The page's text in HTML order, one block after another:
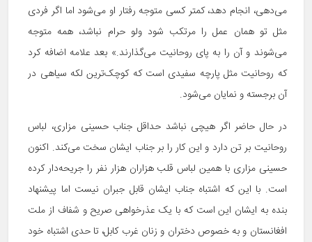
می‌دهی، انجام دهد، کمتر کسی متوجه رفتار او می‌شود اما اگر فردی
مثل تو همان عمل را مرتکب شود ولو حرام نباشد، همه متوجه
می‌شوند و آن را به پای روحانیت می‌گذارند.» بعد علامه اضافه کرد
که روحانیت مثل پارچه سفیدی است که کوچک‌ترین لکه سیاهی در
آن برجسته و نمایان می‌شود.
در حال حاضر اگر هیچی نباشد حداقل جناب حسینی مزاری، لباس
روحانیت بر تن دارد و این کار را بر جناب ایشان سخت می‌کند. اکنون
حسینی مزاری با همین لباس قلب هزاران هزار نفر را جریحه‌دار کرده
است. با این که اشتباه جناب ایشان قابل جبران نیست اما پیشنهاد
بنده به ایشان این است که با یک عذرخواهی صریح و شفاف از ملت
افغانستان و به خصوص دختران و زنان غرب کابل، تا حدی اشتباه خود